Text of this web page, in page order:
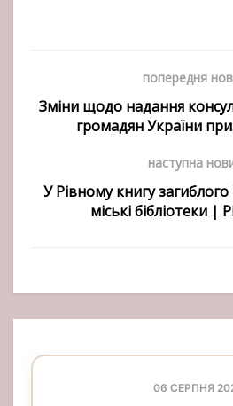
попередня
Зміни щодо надання
громадян України
наступна
У Рівному книгу
міські бібліотеки |
06 СЕРПНЯ